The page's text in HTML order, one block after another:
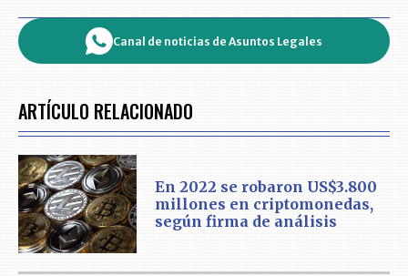
Canal de noticias de Asuntos Legales
ARTÍCULO RELACIONADO
En 2022 se robaron US$3.800
millones en criptomonedas,
según firma de análisis